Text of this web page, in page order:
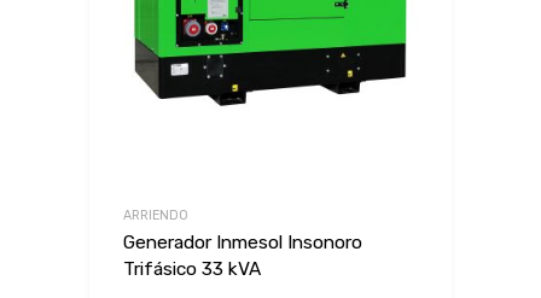
ARRIENDO
Generador Inmesol Insonoro
Trifásico 33 kVA